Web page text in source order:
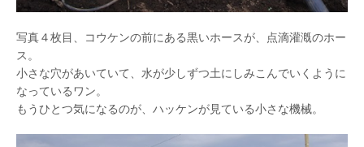
写真４枚目、コウケンの前にある黒いホースが、点滴灌漑のホー
ス。
小さな穴があいていて、水が少しずつ土にしみこんでいくように
なっているワン。
もうひとつ気になるのが、ハッケンが見ている小さな機械。